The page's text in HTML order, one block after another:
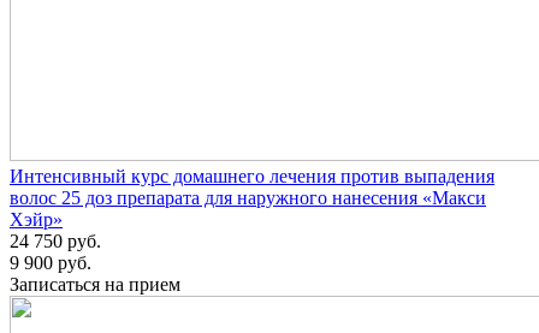
Интенсивный курс домашнего лечения против выпадения
волос 25 доз препарата для наружного нанесения «Макси
Хэйр»
24 750 руб.
9 900 руб.
Записаться на прием